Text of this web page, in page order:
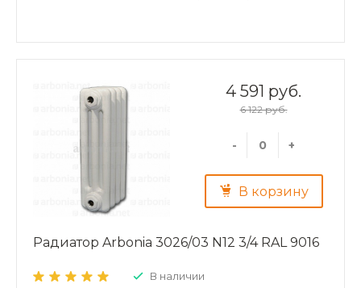
4 591 руб.
6 122 руб.
- +
В корзину
Радиатор Arbonia 3026/03 N12 3/4 RAL 9016
В наличии